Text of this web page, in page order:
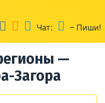
Чат: – Пиши!
—
Загора